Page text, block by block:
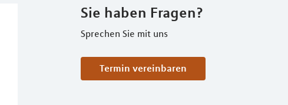
Sie haben Fragen?
Sprechen Sie mit uns
Termin vereinbaren